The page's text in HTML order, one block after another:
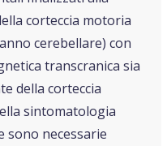
corteccia motoria
cerebellare) con
transcranica sia
della corteccia
sintomatologia
sono necessarie